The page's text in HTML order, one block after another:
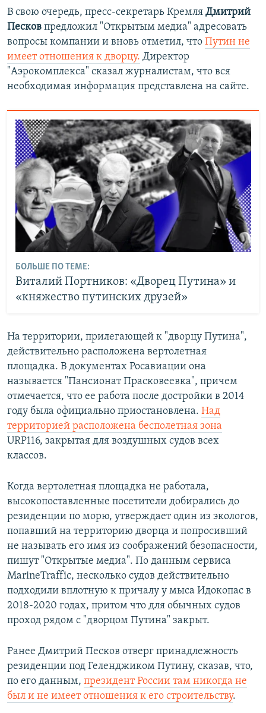
й
д
В свою очередь, пресс-секретарь Кремля Дмитрий
Песков предложил "Открытым медиа" адресовать
вопросы компании и вновь отметил, что Путин не
имеет отношения к дворцу. Директор
"Аэрокомплекса" сказал журналистам, что вся
необходимая информация представлена на сайте.
БОЛЬШЕ ПО ТЕМЕ:
Виталий Портников: «Дворец Путина» и
«княжество путинских друзей»
На территории, прилегающей к "дворцу Путина",
действительно расположена вертолетная
площадка. В документах Росавиации она
называется "Пансионат Прасковеевка", причем
отмечается, что ее работа после достройки в 2014
году была официально приостановлена. Над
территорией расположена бесполетная зона
URP116, закрытая для воздушных судов всех
классов.
Когда вертолетная площадка не работала,
высокопоставленные посетители добирались до
резиденции по морю, утверждает один из экологов,
попавший на территорию дворца и попросивший
не называть его имя из соображений безопасности,
пишут "Открытые медиа". По данным сервиса
MarineTraffic, несколько судов действительно
подходили вплотную к причалу у мыса Идокопас в
2018-2020 годах, притом что для обычных судов
проход рядом с "дворцом Путина" закрыт.
Ранее Дмитрий Песков отверг принадлежность
резиденции под Геленджиком Путину, сказав, что,
по его данным, президент России там никогда не
был и не имеет отношения к его строительству.